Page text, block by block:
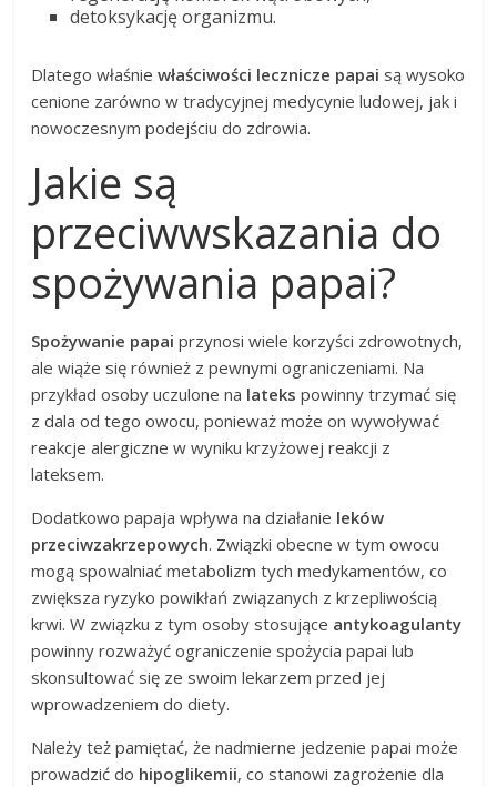
detoksykację organizmu.
Dlatego właśniewłaściwości lecznicze papai są wysoko
cenione zarówno w tradycyjnej medycynie ludowej, jak i
nowoczesnym podejściu do zdrowia.
Jakie są
przeciwwskazania do
spożywania papai?
Spożywanie papai przynosi wiele korzyści zdrowotnych,
ale wiąże się również z pewnymi ograniczeniami. Na
przykład osoby uczulone na lateks powinny trzymać się
z dala od tego owocu, ponieważ może on wywoływać
reakcje alergiczne w wyniku krzyżowej reakcji z
lateksem.
Dodatkowo papaja wpływa na działanie leków
przeciwzakrzepowych. Związki obecne w tym owocu
mogą spowalniać metabolizm tych medykamentów, co
zwiększa ryzyko powikłań związanych z krzepliwością
krwi. W związku z tym osoby stosujące antykoagulanty
powinny rozważyć ograniczenie spożycia papai lub
skonsultować się ze swoim lekarzem przed jej
wprowadzeniem do diety.
Należy też pamiętać, że nadmierne jedzenie papai może
prowadzić do hipoglikemii, co stanowi zagrożenie dla